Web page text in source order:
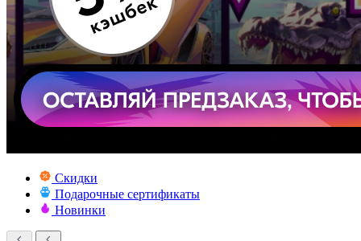
Скидки
Подарочные сертификаты
Новинки